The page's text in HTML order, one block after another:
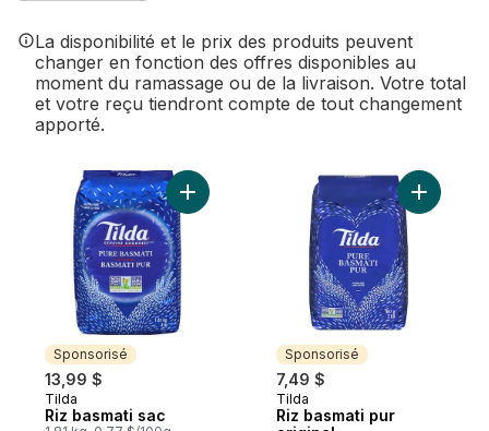
La disponibilité et le prix des produits peuvent
changer en fonction des offres disponibles au
moment du ramassage ou de la livraison. Votre total
et votre reçu tiendront compte de tout changement
apporté.
Sponsorisé
13,99 $
Sponsorisé
Tilda
Riz basmati sac
Ajouter Riz basmati sac au panier
Sponsorisé
7,49 $
Sponsorisé
Tilda
Riz basmati pur
Ajouter